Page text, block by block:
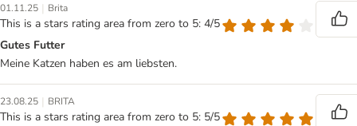
01.11.25 | Brita
This is a stars rating area from zero to 5: 4/5
Gutes Futter
Meine Katzen haben es am liebsten.
23.08.25 | BRITA
This is a stars rating area from zero to 5: 5/5